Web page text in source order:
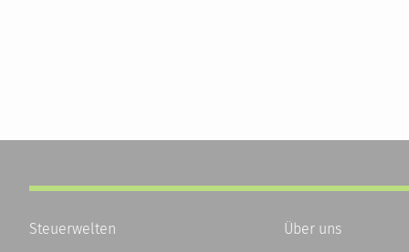
Steuerwelten
Über uns